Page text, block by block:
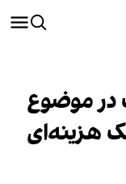
موضوع
هزینه‌ای